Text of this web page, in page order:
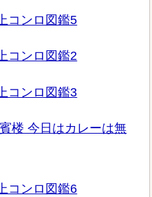
コンロ図鑑5
コンロ図鑑2
コンロ図鑑3
楼 今日はカレーは無
コンロ図鑑6